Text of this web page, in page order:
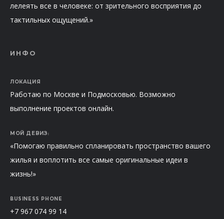
лелеять все в человеке: от зрительного восприятия до
тактильных ощущений.»
ИНФО
ЛОКАЦИЯ
Работаю по Москве и Подмосковью. Возможно
выполнение проектов онлайн.
МОЙ ДЕВИЗ:
«Помогаю правильно спланировать пространство вашего
жилья и воплотить все самые оригинальные идеи в
жизнь!»
BUSINESS PHONE
+7 967 074 99 14